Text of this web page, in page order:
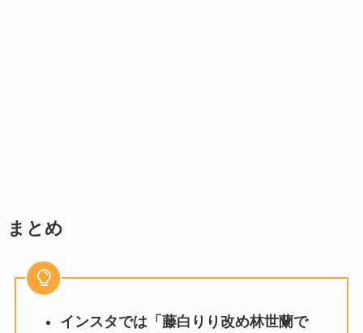
まとめ
インスタでは「藤白りり改め林世蘭で